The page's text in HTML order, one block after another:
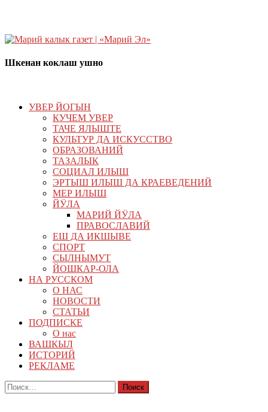
Шкенан коклаш ушно
УВЕР ЙОГЫН
КУЧЕМ УВЕР
ТАЧЕ ЯЛЫШТЕ
КУЛЬТУР ДА ИСКУССТВО
ОБРАЗОВАНИЙ
ТАЗАЛЫК
СОЦИАЛ ИЛЫШ
ЭРТЫШ ИЛЫШ ДА КРАЕВЕДЕНИЙ
МЕР ИЛЫШ
ЙӰЛА
МАРИЙ ЙӰЛА
ПРАВОСЛАВИЙ
ЕШ ДА ИКШЫВЕ
СПОРТ
СЫЛНЫМУТ
ЙОШКАР-ОЛА
НА РУССКОМ
О НАС
НОВОСТИ
СТАТЬИ
ПОДПИСКЕ
О нас
ВАШКЫЛ
ИСТОРИЙ
РЕКЛАМЕ
Найти: